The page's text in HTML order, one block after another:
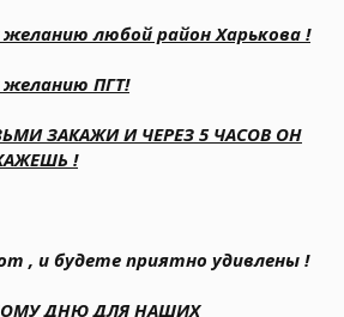
любой район Харькова !
ПГТ!
ЗАКАЖИ И ЧЕРЕЗ 5 ЧАСОВ ОН
!
, и будете приятно удивлены !
ДНЮ ДЛЯ НАШИХ